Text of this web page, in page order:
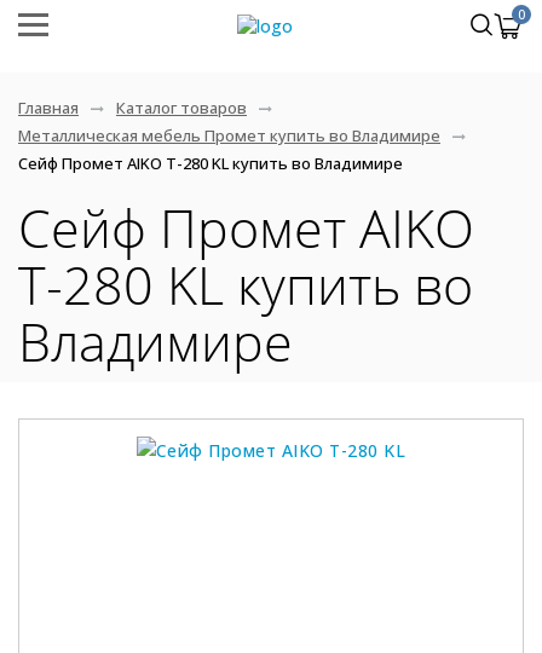
0
Главная
Каталог товаров
Металлическая мебель Промет купить во Владимире
Сейф Промет AIKO Т-280 KL купить во Владимире
Сейф Промет AIKO
Т-280 KL купить во
Владимире